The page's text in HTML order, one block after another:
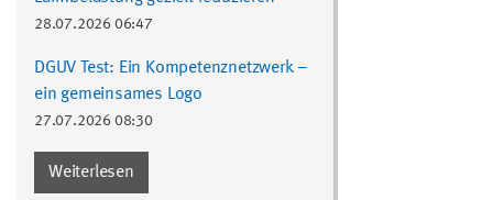
28.07.2026 06:47
DGUV Test: Ein Kompetenznetzwerk –
ein gemeinsames Logo
27.07.2026 08:30
Weiterlesen